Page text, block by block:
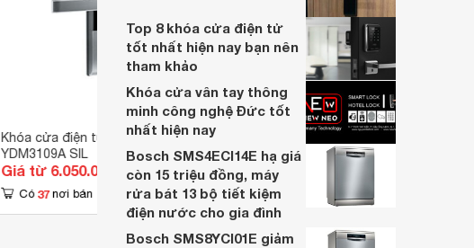
Khóa cửa điện tử Yale
YDM3109A SIL
Giá từ 6.050.000 đ
Có 37 nơi bán
2000BK
Giá từ 9.350.000 đ
Có 58 nơi bán
Top 8 khóa cửa điện tử
tốt nhất hiện nay bạn nên
tham khảo
Khóa cửa vân tay thông
minh công nghệ Đức tốt
nhất hiện nay
Bosch SMS4ECI14E hạ giá
còn 15 triệu đồng, máy
rửa bát 13 bộ tiết kiệm
điện nước cho gia đình
Bosch SMS8YCI01E giảm